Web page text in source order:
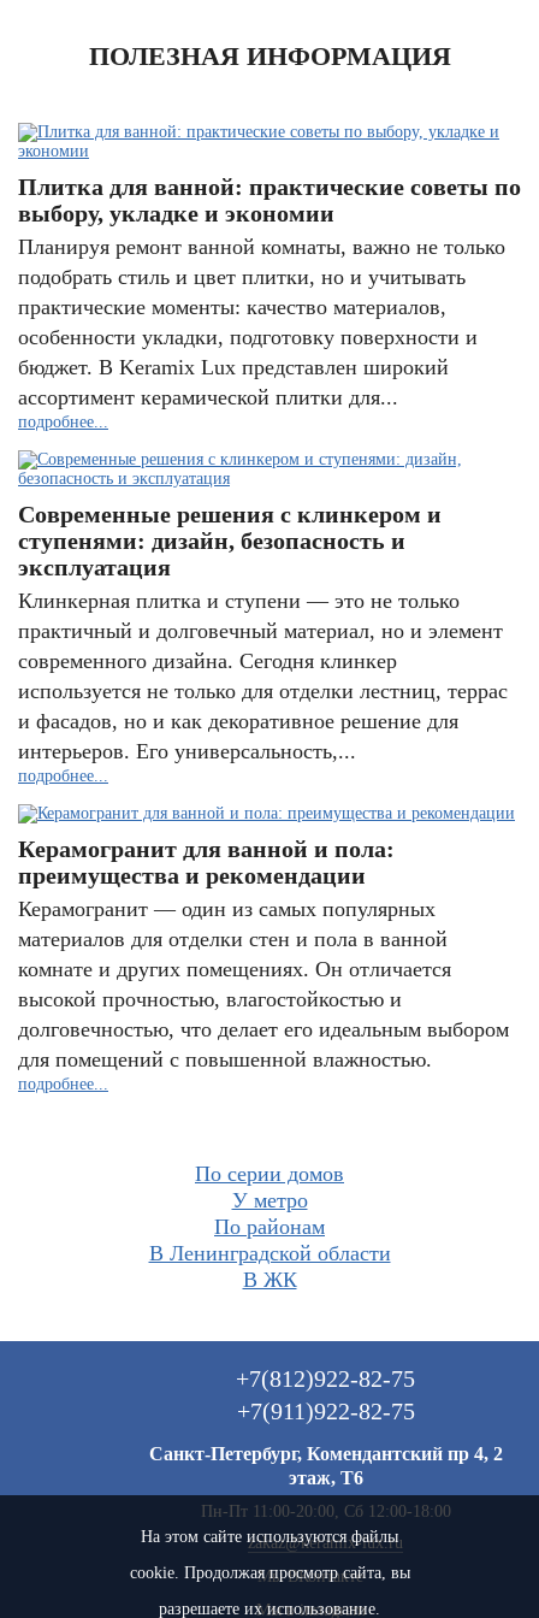
ПОЛЕЗНАЯ ИНФОРМАЦИЯ
Плитка для ванной: практические советы по
выбору, укладке и экономии
Планируя ремонт ванной комнаты, важно не только
подобрать стиль и цвет плитки, но и учитывать
практические моменты: качество материалов,
особенности укладки, подготовку поверхности и
бюджет. В Keramix Lux представлен широкий
ассортимент керамической плитки для...
подробнее...
Современные решения с клинкером и
ступенями: дизайн, безопасность и
эксплуатация
Клинкерная плитка и ступени — это не только
практичный и долговечный материал, но и элемент
современного дизайна. Сегодня клинкер
используется не только для отделки лестниц, террас
и фасадов, но и как декоративное решение для
интерьеров. Его универсальность,...
подробнее...
Керамогранит для ванной и пола:
преимущества и рекомендации
Керамогранит — один из самых популярных
материалов для отделки стен и пола в ванной
комнате и других помещениях. Он отличается
высокой прочностью, влагостойкостью и
долговечностью, что делает его идеальным выбором
для помещений с повышенной влажностью.
подробнее...
По серии домов
У метро
По районам
В Ленинградской области
В ЖК
+7(812)922-82-75
+7(911)922-82-75
Санкт-Петербург, Комендантский пр 4, 2
этаж, Т6
Пн-Пт 11:00-20:00, Сб 12:00-18:00
zakaz@keramix-lux.ru
Мы ВКонтакте
Мы в instagram
На этом сайте используются файлы
cookie. Продолжая просмотр сайта, вы
разрешаете их использование.